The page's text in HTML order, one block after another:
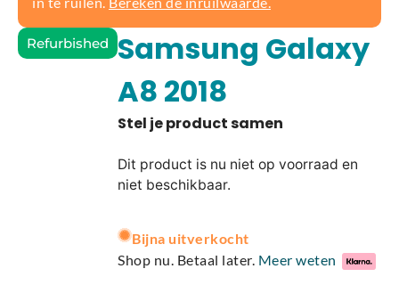
Refurbished
Samsung Galaxy
A8 2018
Dit product is nu niet op voorraad en
niet beschikbaar.
A
t
Bijna uitverkocht
Shop nu. Betaal later. Meer weten